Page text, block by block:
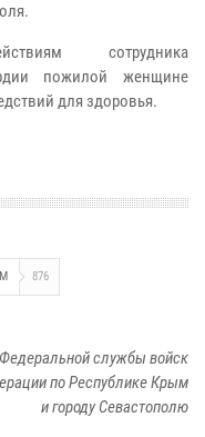
сотрудника
пожилой женщине
для здоровья.
876
службы войск
по Республике Крым
и городу Севастополю